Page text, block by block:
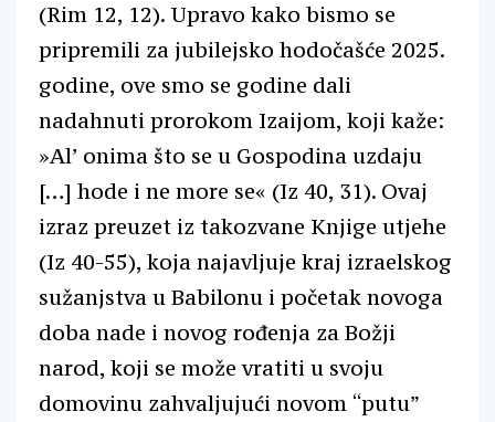
(Rim 12, 12). Upravo kako bismo se
pripremili za jubilejsko hodočašće 2025.
godine, ove smo se godine dali
nadahnuti prorokom Izaijom, koji kaže:
»Al’ onima što se u Gospodina uzdaju
[…] hode i ne more se« (Iz 40, 31). Ovaj
izraz preuzet iz takozvane Knjige utjehe
(Iz 40-55), koja najavljuje kraj izraelskog
sužanjstva u Babilonu i početak novoga
doba nade i novog rođenja za Božji
narod, koji se može vratiti u svoju
domovinu zahvaljujući novom “putu”